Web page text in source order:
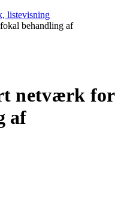
listevisning
behandling af
netværk for
af